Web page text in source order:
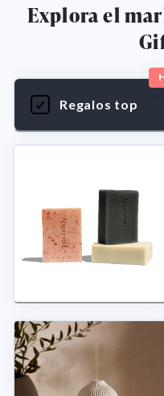
Explora el
Regalos top